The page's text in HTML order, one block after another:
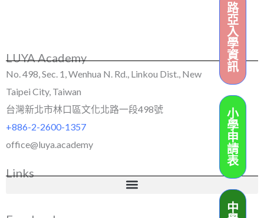
LUYA Academy
No. 498, Sec. 1, Wenhua N. Rd., Linkou Dist., New
Taipei City, Taiwan
台灣新北市林口區文化北路一段498號
+886-2-2600-1357
office@luya.academy
Links
小
學
申
請
表
中
路
亞
入
學
資
訊